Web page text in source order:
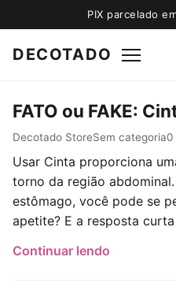
PIX parcelado
DECOTADO
FATO ou FAKE:
Post author:
Decotado StorePost published:
Post category:
Sem categoria0
Usar Cinta proporciona
torno da região
estômago, você pode se
apetite? E a resposta
Continuar lendo